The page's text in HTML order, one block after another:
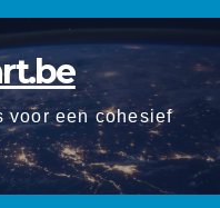
voor een cohesief